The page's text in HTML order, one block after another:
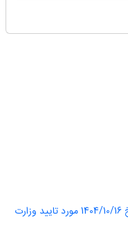
فصلنامه سیاستگذاری پیشرفت شهری در تاریخ 1404/10/16 مورد تایید وزارت